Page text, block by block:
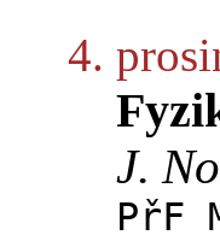
4.
J.
PřF